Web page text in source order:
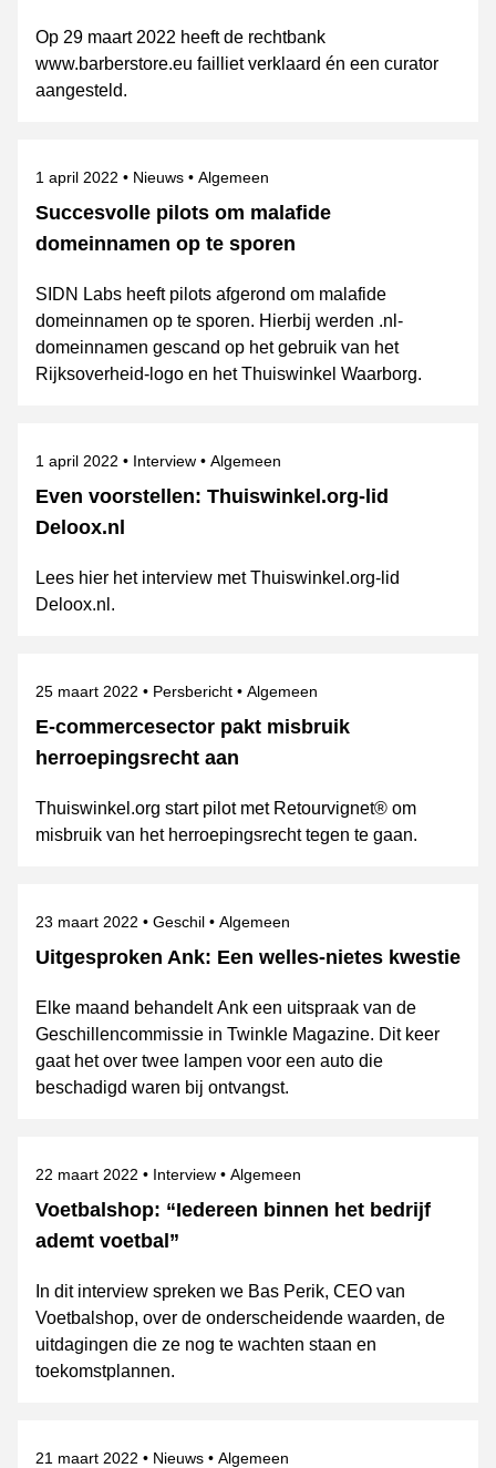
Op 29 maart 2022 heeft de rechtbank
www.barberstore.eu failliet verklaard én een curator
aangesteld.
Succesvolle pilots om malafide
domeinnamen op te sporen
Gepubliceerd op
1 april 2022 Categorie
Nieuws Onderwerpen
Algemeen
SIDN Labs heeft pilots afgerond om malafide
domeinnamen op te sporen. Hierbij werden .nl-
domeinnamen gescand op het gebruik van het
Rijksoverheid-logo en het Thuiswinkel Waarborg.
Even voorstellen: Thuiswinkel.org-lid
Deloox.nl
Gepubliceerd op
1 april 2022 Categorie
Interview Onderwerpen
Algemeen
Lees hier het interview met Thuiswinkel.org-lid
Deloox.nl.
E-commercesector pakt misbruik
herroepingsrecht aan
Gepubliceerd op
25 maart 2022 Categorie
Persbericht Onderwerpen
Algemeen
Thuiswinkel.org start pilot met Retourvignet® om
misbruik van het herroepingsrecht tegen te gaan.
Uitgesproken Ank: Een welles-nietes kwestie
Gepubliceerd op
23 maart 2022 Categorie
Geschil Onderwerpen
Algemeen
Elke maand behandelt Ank een uitspraak van de
Geschillencommissie in Twinkle Magazine. Dit keer
gaat het over twee lampen voor een auto die
beschadigd waren bij ontvangst.
Voetbalshop: “Iedereen binnen het bedrijf
ademt voetbal”
Gepubliceerd op
22 maart 2022 Categorie
Interview Onderwerpen
Algemeen
In dit interview spreken we Bas Perik, CEO van
Voetbalshop, over de onderscheidende waarden, de
uitdagingen die ze nog te wachten staan en
toekomstplannen.
Gepubliceerd op
21 maart 2022 Categorie
Nieuws Onderwerpen
Algemeen